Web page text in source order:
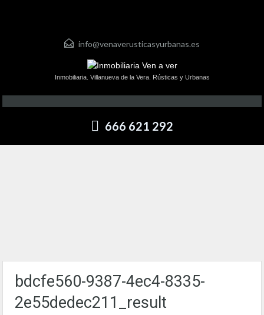
info@venaverusticasyurbanas.es
Inmobiliaria. Villanueva de la Vera. Rústicas y Urbanas
666 621 292
bdcfe560-9387-4ec4-8335-
2e55dedec211_result